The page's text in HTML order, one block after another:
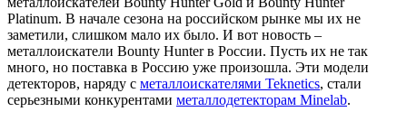
Platinum. В начале сезона на российском рынке мы их не
заметили, слишком мало их было. И вот новость –
металлоискатели Bounty Hunter в России. Пусть их не так
много, но поставка в Россию уже произошла. Эти модели
детекторов, наряду с металлоискателями Teknetics, стали
серьезными конкурентами металлодетекторам Minelab.